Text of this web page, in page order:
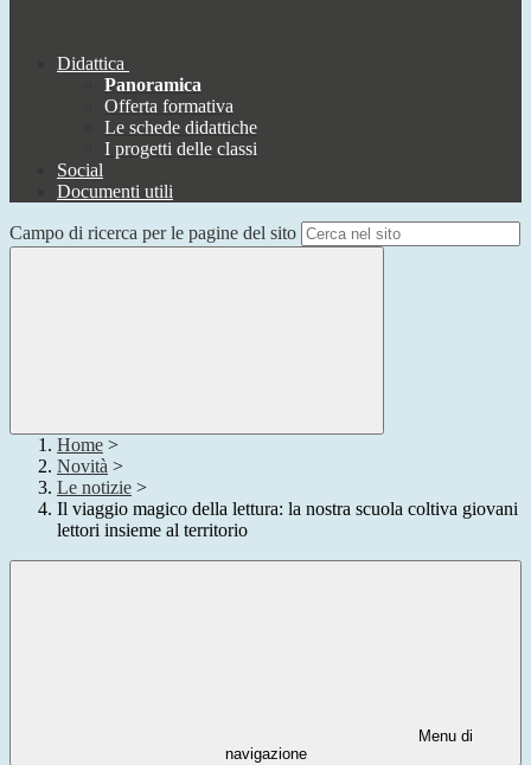
Didattica
Panoramica
Offerta formativa
Le schede didattiche
I progetti delle classi
Social
Documenti utili
Campo di ricerca per le pagine del sito
Home >
Novità >
Le notizie >
Il viaggio magico della lettura: la nostra scuola coltiva giovani
lettori insieme al territorio
Menu di
navigazione